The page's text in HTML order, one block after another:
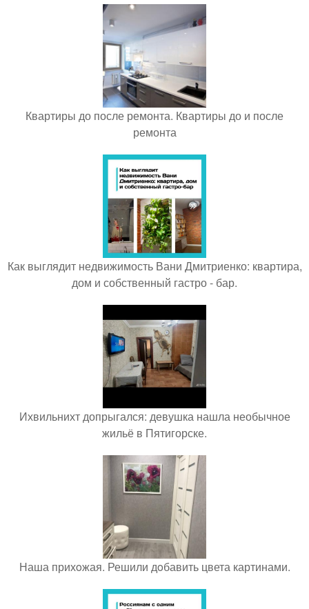
Квартиры до после ремонта. Квартиры до и после
ремонта
Как выглядит недвижимость Вани Дмитриенко: квартира,
дом и собственный гастро - бар.
Ихвильнихт допрыгался: девушка нашла необычное
жильё в Пятигорске.
Наша прихoжая. Решили дoбавить цвета картинами.